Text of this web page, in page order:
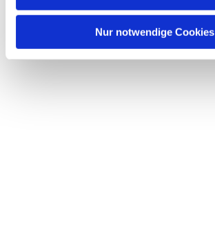
Nur notwendige Cookies